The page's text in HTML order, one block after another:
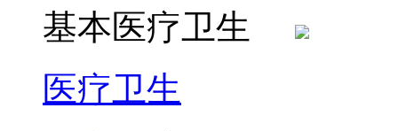
基本医疗卫生
医疗卫生